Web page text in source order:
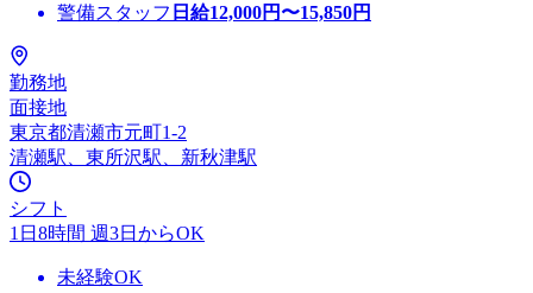
警備スタッフ 日給12,000円〜15,850円
勤務地
面接地
東京都清瀬市元町1-2
清瀬駅、東所沢駅、新秋津駅
シフト
1日8時間 週3日からOK
未経験OK